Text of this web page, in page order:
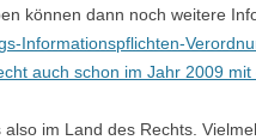
können dann noch weitere
Informationspflichten-
auch schon im Jahr 2009
also im Land des Rechts.